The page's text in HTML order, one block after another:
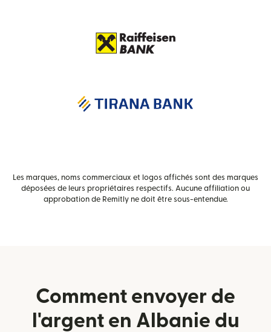
Les marques, noms commerciaux et logos affichés sont des marques
déposées de leurs propriétaires respectifs. Aucune affiliation ou
approbation de Remitly ne doit être sous-entendue.
Comment envoyer de
l'argent en Albanie du